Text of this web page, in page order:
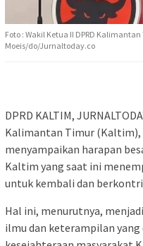
Foto : Wakil Ketua II DPRD
Moeis/do/Jurnaltoday.co
DPRD KALTIM,
Kalimantan Timur (Kaltim),
menyampaikan harapan
Kaltim yang saat ini
untuk kembali dan
Hal ini, menurutnya,
ilmu dan keterampilan